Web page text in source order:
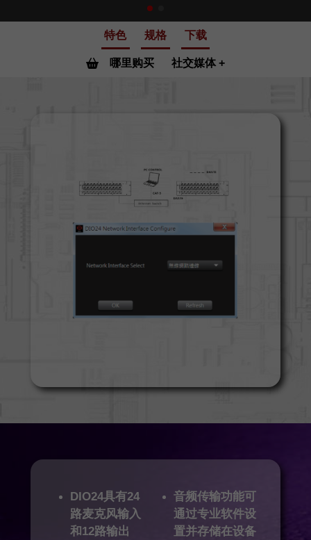
特色 规格 下载
哪里购买 社交媒体
DIO24具有24
路麦克风输入
和12路输出
音频传输功能可
通过专业软件设
置并存储在设备